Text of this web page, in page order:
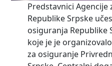
Predstavnici Agencije
Republike Srpske
osiguranja Republike
koje je je
za osiguranje